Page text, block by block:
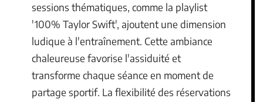
sessions thématiques, comme la playlist
'100% Taylor Swift', ajoutent une dimension
ludique à l'entraînement. Cette ambiance
chaleureuse favorise l'assiduité et
transforme chaque séance en moment de
partage sportif. La flexibilité des réservations